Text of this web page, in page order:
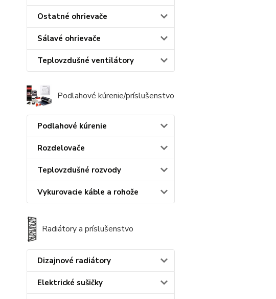
Ostatné ohrievače
Sálavé ohrievače
Teplovzdušné ventilátory
Podlahové kúrenie/príslušenstvo
Podlahové kúrenie
Rozdelovače
Teplovzdušné rozvody
Vykurovacie káble a rohože
Radiátory a príslušenstvo
Dizajnové radiátory
Elektrické sušičky